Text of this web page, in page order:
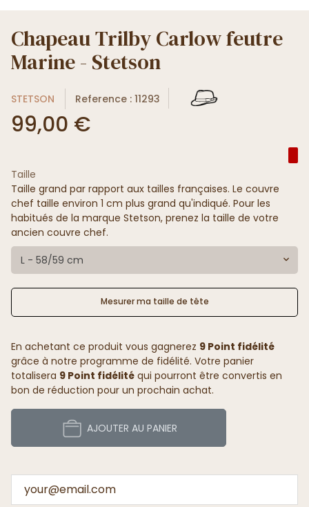
Chapeau Trilby Carlow feutre
Marine - Stetson
STETSON Reference : 11293
99,00 €
Taille
Taille grand par rapport aux tailles françaises. Le couvre
chef taille environ 1 cm plus grand qu'indiqué. Pour les
habitués de la marque Stetson, prenez la taille de votre
ancien couvre chef.
L - 58/59 cm
Mesurer ma taille de tête
En achetant ce produit vous gagnerez 9 Point fidélité
grâce à notre programme de fidélité. Votre panier
totalisera 9 Point fidélité qui pourront être convertis en
bon de réduction pour un prochain achat.
AJOUTER AU PANIER